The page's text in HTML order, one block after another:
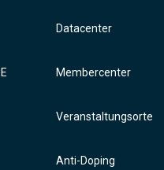
Datacenter
Membercenter
Veranstaltungsorte
Anti-Doping